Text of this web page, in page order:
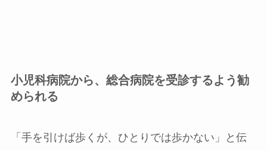
小児科病院から、総合病院を受診するよう勧
められる
「手を引けば歩くが、ひとりでは歩かない」と伝